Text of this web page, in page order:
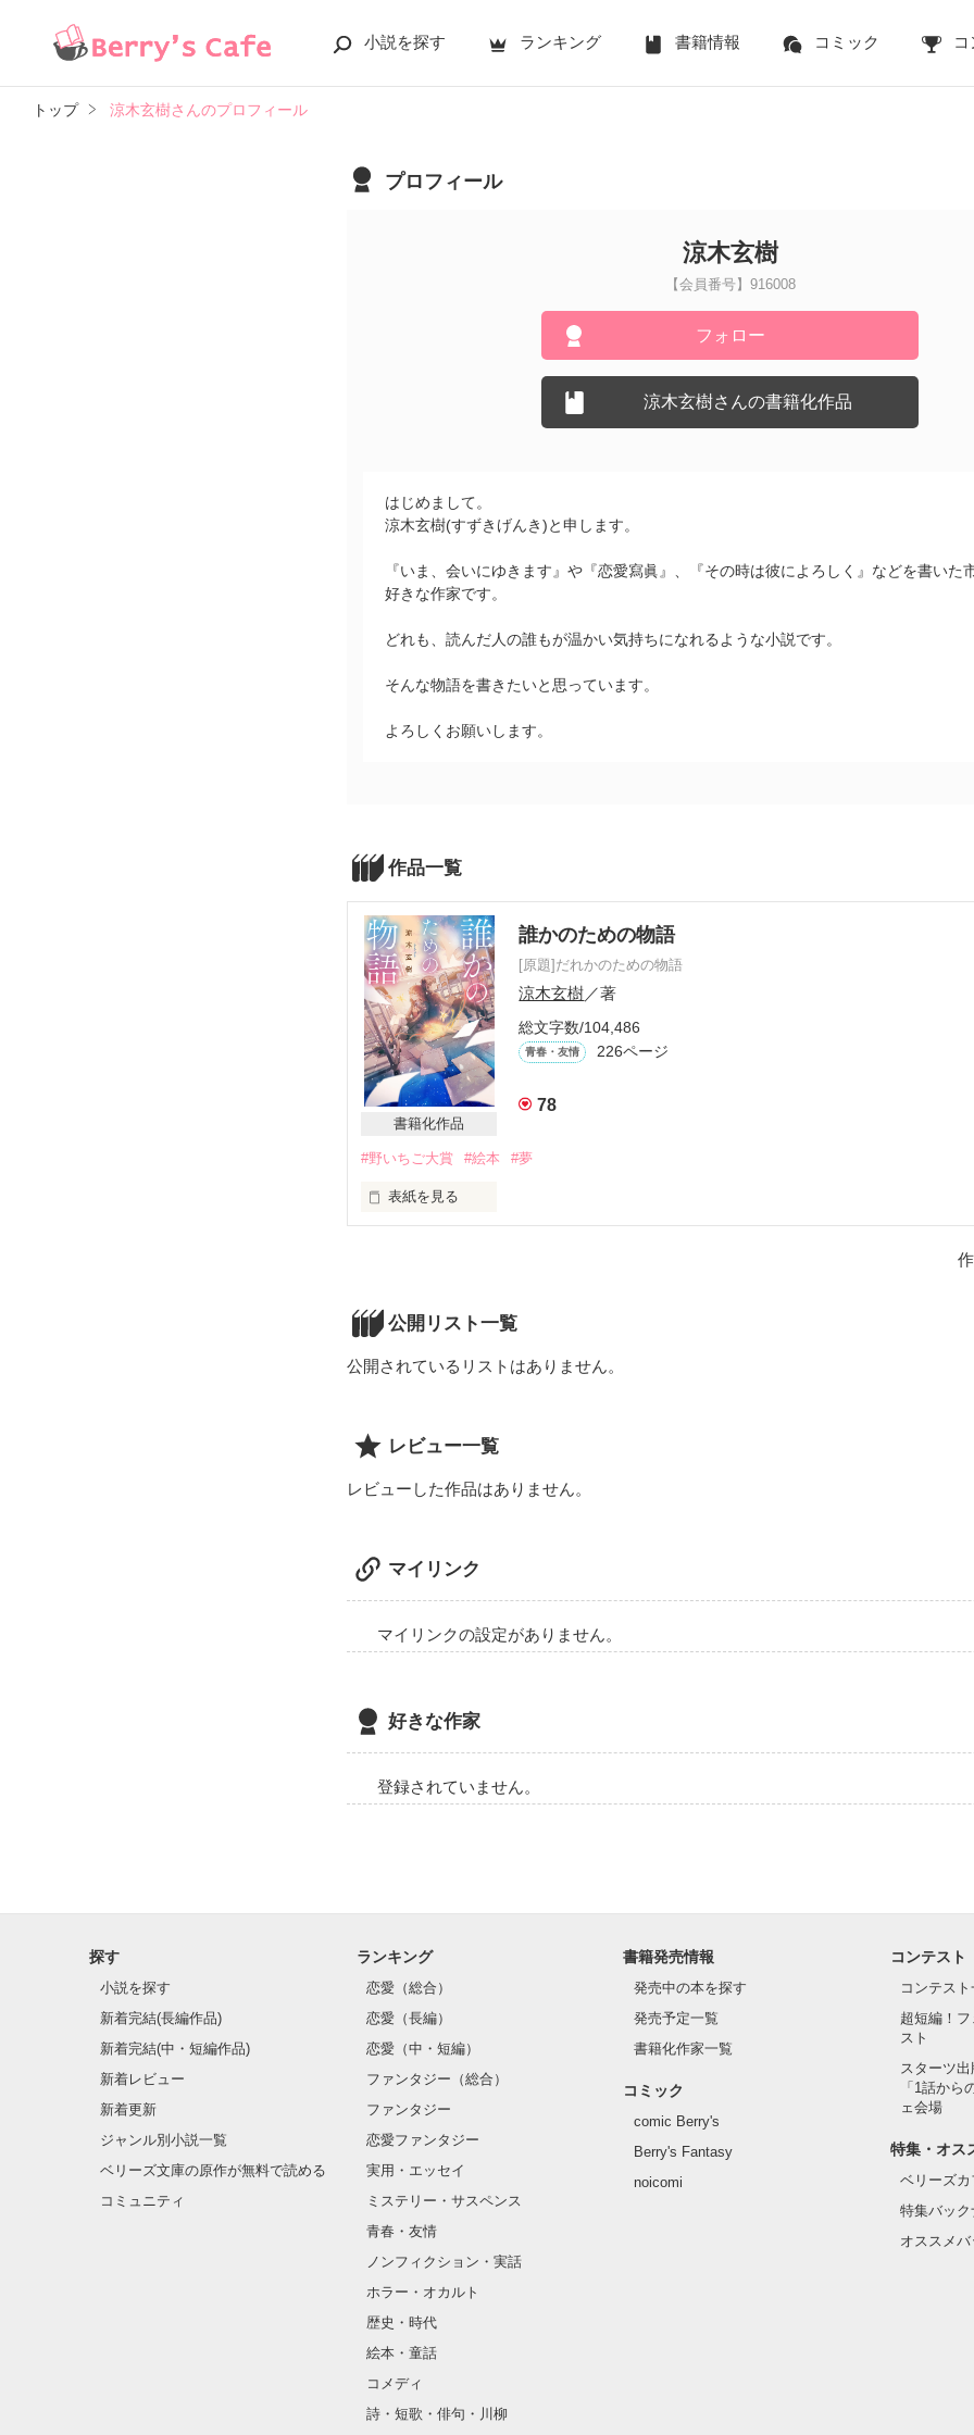
小説を探す ランキング 書籍情報 コミック コ
トップ 涼木玄樹さんのプロフィール
プロフィール
涼木玄樹
【会員番号】916008
フォロー
涼木玄樹さんの書籍化作品
はじめまして。
涼木玄樹(すずきげんき)と申します。
『いま、会いにゆきます』や『恋愛寫眞』、『その時は彼によろしく』などを書いた
好きな作家です。
どれも、読んだ人の誰もが温かい気持ちになれるような小説です。
そんな物語を書きたいと思っています。
よろしくお願いします。
作品一覧
書籍化作品
誰かのための物語
[原題]だれかのための物語
涼木玄樹／著
総文字数/104,486
青春・友情 226ページ
78
#野いちご大賞 #絵本 #夢
表紙を見る
一週間に一枚ずつ。華乃から渡されるノートを読み、それを絵にしていく。
陽の光が差し込む海、夕焼け空、満月が輝く夜の森。美しい自然を舞台にした物語。
図書室で、ただひたすら絵を描く自分の夢。
公開リスト一覧
公開されているリストはありません。
レビュー一覧
レビューした作品はありません。
マイリンク
マイリンクの設定がありません。
好きな作家
登録されていません。
探す
小説を探す
新着完結(長編作品)
新着完結(中・短編作品)
新着レビュー
新着更新
ジャンル別小説一覧
ベリーズ文庫の原作が無料で読める
コミュニティ
ランキング
恋愛（総合）
恋愛（長編）
恋愛（中・短編）
ファンタジー（総合）
ファンタジー
恋愛ファンタジー
実用・エッセイ
ミステリー・サスペンス
青春・友情
ノンフィクション・実話
ホラー・オカルト
歴史・時代
絵本・童話
コメディ
詩・短歌・俳句・川柳
書籍発売情報
発売中の本を探す
発売予定一覧
書籍化作家一覧
コミック
comic Berry's
Berry's Fantasy
noicomi
コンテスト
コンテスト
超短編！
スト
スターツ
「1話から
ェ会場
特集・オス
ベリーズ
特集バック
オススメ